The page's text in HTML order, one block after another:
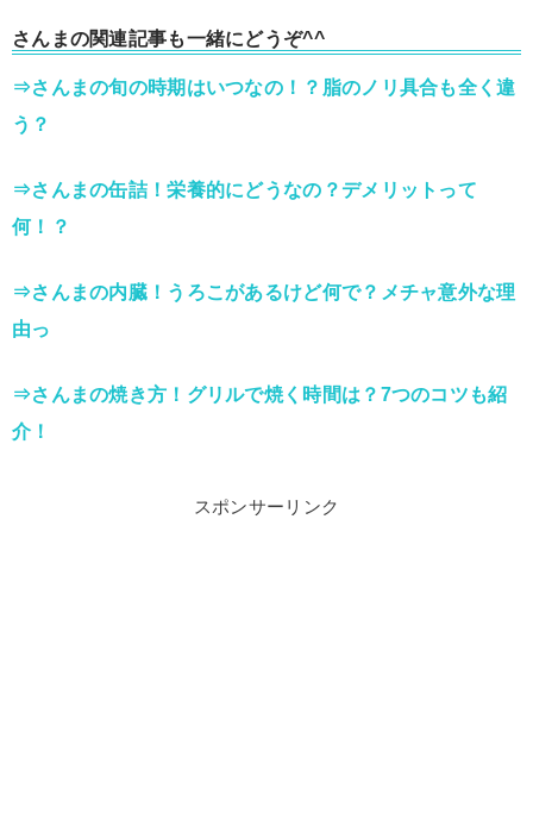
さんまの関連記事も一緒にどうぞ^^
⇒さんまの旬の時期はいつなの！？脂のノリ具合も全く違
う？
⇒さんまの缶詰！栄養的にどうなの？デメリットって
何！？
⇒さんまの内臓！うろこがあるけど何で？メチャ意外な理
由っ
⇒さんまの焼き方！グリルで焼く時間は？7つのコツも紹
介！
スポンサーリンク